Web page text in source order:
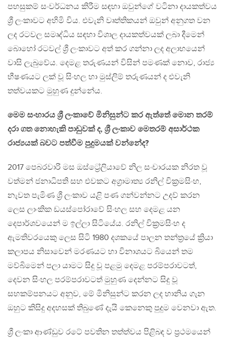
පහසුකම් සංවර්ධනය කිරීම සඳහා ඔවුන්ගේ වටිනා දායකත්වය
ශ්‍රී ලංකාවට අහිමි විය. එවැනි වෘත්තිකයන් ඔවුන් අනුගත වන
ලද රටවල සමෘද්ධිය සඳහා විශාල දායකත්වයක් ලබා දීමෙන්
බොහෝ රටවල් ශ්‍රී ලංකාවට අත් කර ගන්නා ලද අලාභයෙන්
වාසි ලැබුවේය. දෙමළ තරුණයන් විසින් පමණක් නොව, රාජ්‍ය
භීෂණයට ලක් වූ සිංහල හා මුස්ලිම් තරුණයන් ද එවැනි
තත්වයකට මුහුණ දුන්නේය.
මෙම සංහාරය ශ්‍රී ලංකාවේ මිනිසුන්ට කර ඇත්තේ මොන තරම්
දරා ගත නොහැකි පාඩුවක් ද, ශ්‍රී ලංකාව මෙතරම් අසාර්ථක
රාජ්‍යයක් බවට පත්වීම පුදුමයක් වන්නේද?
2017 පෙබරවාරි මස ඔස්ට්‍රේලියාවේ නිල සංචාරයක නිරත වූ
වත්මන් ජනාධිපති සහ එවකට අග්‍රාමාත්‍ය රනිල් වික්‍රමසිංහ,
නැවත පැමිණ ශ්‍රී ලංකාව යළි පණ ගන්වන්නට උදව් කරන
ලෙස ලාංකික ඩයස්පෝරාවේ සිංහල සහ දෙමළ යන
දෙපාර්ශවයෙන් ම ඉල්ලා සිටියේය. රනිල් වික්‍රමසිංහ ද
ඇමතිවරයෙකු ලෙස සිටි 1980 දශකයේ පාලන තන්ත්‍රයේ ක්‍රියා
කලාපය නිසාවෙන් මරණයට හා විනාශයට බියෙන් තම
මව්බිමෙන් පලා යාමට සිදු වූ පළමු දෙමළ පරම්පරාවටත්,
දෙවන සිංහල පරම්පරාවටත් මුහුණ දෙන්නට සිදු වූ
සහකම්පනයට අනුව, මේ මිනිසුන්ට කරන ලද හානිය ගැන
ඔහුට කිසිදු අදහසක් තිබුණේ දැයි කෙනෙකු පුදුම වෙනවා ඇත.
ශ්‍රී ලංකා ආණ්ඩුව රටේ පවතින තත්ත්වය පිළිබඳ ව ප්‍රථමයෙන්